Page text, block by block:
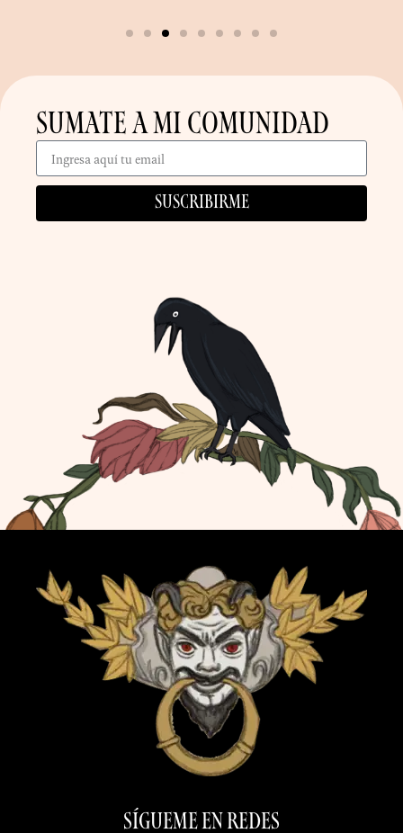
SUMATE A MI COMUNIDAD
Suscribirme
SÍGUEME EN REDES